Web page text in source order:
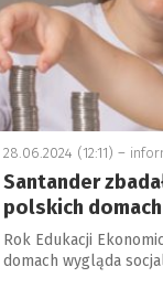
28.06.2024 (12:11) –
Santander
polskich domach
Rok Edukacji
domach wygląda